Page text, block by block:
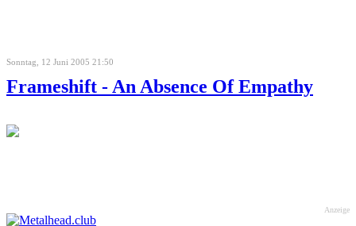
Sonntag, 12 Juni 2005 21:50
Frameshift - An Absence Of Empathy
Anzeige